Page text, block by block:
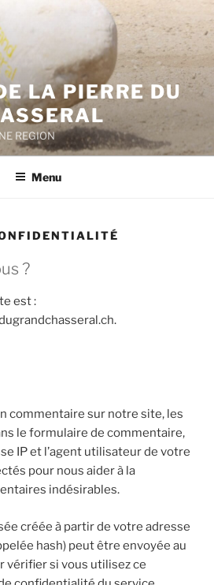
LA PIERRE DU
REGION
Menu
?
est :
commentaire sur notre site, les
le formulaire de commentaire,
IP et l’agent utilisateur de votre
pour nous aider à la
indésirables.
créée à partir de votre adresse
hash) peut être envoyée au
vérifier si vous utilisez ce